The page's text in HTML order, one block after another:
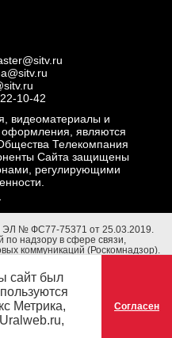
10-42
видеоматериалы и
оформления, являются
Телекомпания
Сайта защищены
регулирующими
ЭЛ № ФС77-75371 от 25.03.2019.
надзору в сфере связи,
коммуникаций (Роскомнадзор).
ХМАО - Югра, г. Сургут, ул.
редактор: Чубенко В.Л.
сайт был
Метрика,
Согласен